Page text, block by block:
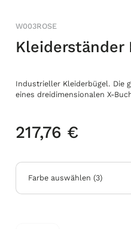
W003ROSE
Kleiderständer
Industrieller Kleiderbügel. Die
eines dreidimensionalen X-
217,76 €
Farbe auswählen (3)